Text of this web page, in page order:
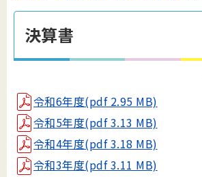
決算書
令和6年度(pdf 2.95 MB)
令和5年度(pdf 3.13 MB)
令和4年度(pdf 3.18 MB)
令和3年度(pdf 3.11 MB)